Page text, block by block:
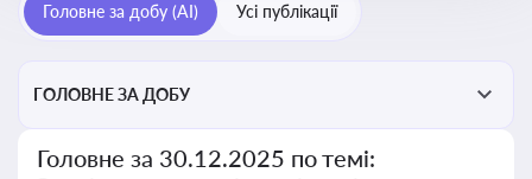
Головне за добу (AI) Усі публікації
ГОЛОВНЕ ЗА ДОБУ
Головне за 30.12.2025 по темі: